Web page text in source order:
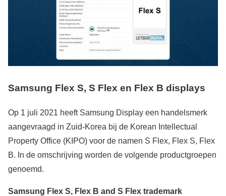
Samsung Flex S, S Flex en Flex B displays
Op 1 juli 2021 heeft Samsung Display een handelsmerk
aangevraagd in Zuid-Korea bij de Korean Intellectual
Property Office (KIPO) voor de namen S Flex, Flex S, Flex
B. In de omschrijving worden de volgende productgroepen
genoemd.
Samsung Flex S, Flex B and S Flex trademark